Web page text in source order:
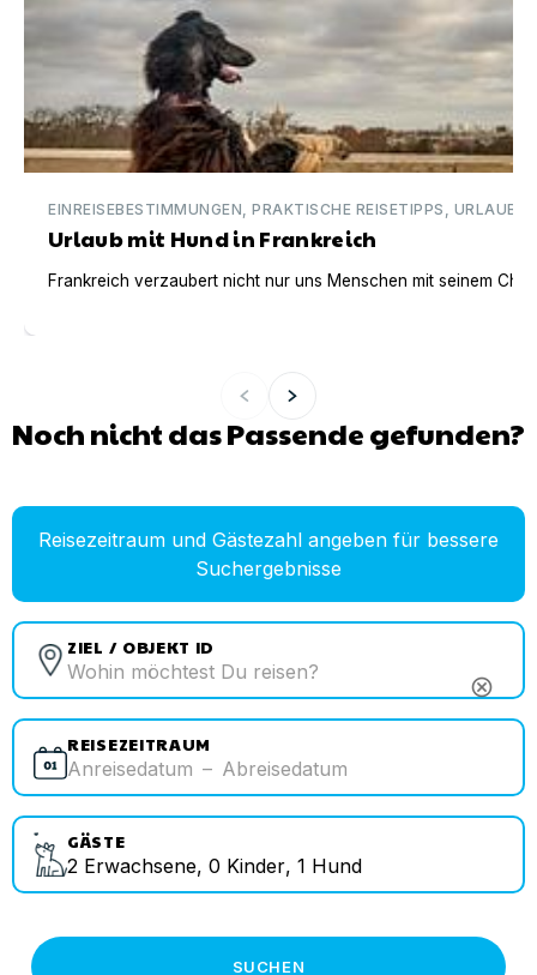
EINREISEBESTIMMUNGEN, PRAKTISCHE REISETIPPS,
Urlaub mit Hund in Frankreich
Frankreich verzaubert nicht nur uns Menschen mit seinem
Noch nicht das Passende gefunden?
Reisezeitraum und Gästezahl angeben für bessere
Suchergebnisse
ZIEL / OBJEKT ID
cancel
REISEZEITRAUM
Anreisedatum – Abreisedatum
GÄSTE
2 Erwachsene, 0 Kinder, 1 Hund
SUCHEN